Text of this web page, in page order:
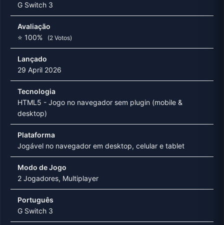
G Switch 3
Avaliação
⭐ 100%
(2 Votos)
Lançado
29 April 2026
Tecnologia
HTML5 - Jogo no navegador sem plugin (mobile &
desktop)
Plataforma
Jogável no navegador em desktop, celular e tablet
Modo de Jogo
2 Jogadores, Multiplayer
Português
G Switch 3